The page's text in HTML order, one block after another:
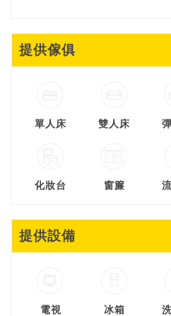
提供傢俱
單人床 雙人床
化妝台 窗簾
提供設備
電視 冰箱